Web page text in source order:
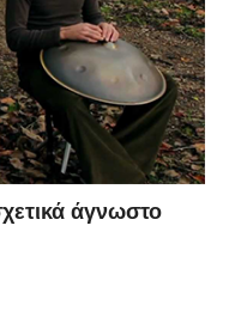
άγνωστο